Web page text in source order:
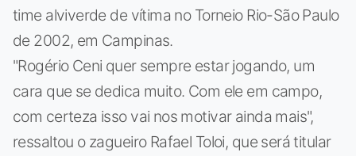
time alviverde de vítima no Torneio Rio-São Paulo
de 2002, em Campinas.
"Rogério Ceni quer sempre estar jogando, um
cara que se dedica muito. Com ele em campo,
com certeza isso vai nos motivar ainda mais",
ressaltou o zagueiro Rafael Toloi, que será titular